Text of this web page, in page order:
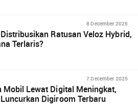
8 December 2025
Ratusan Veloz Hybrid,
Terlaris?
7 December 2025
Mobil Lewat Digital Meningkat,
Digiroom Terbaru